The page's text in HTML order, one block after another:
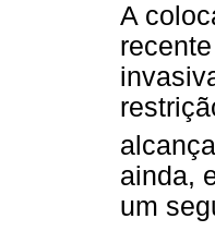
A
ainda,
um